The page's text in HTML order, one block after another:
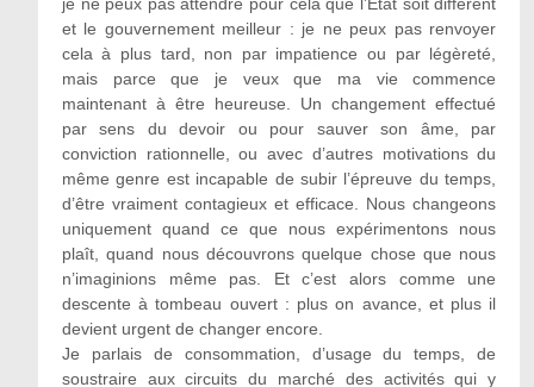
et le gouvernement meilleur : je ne peux pas renvoyer
cela à plus tard, non par impatience ou par légèreté,
mais parce que je veux que ma vie commence
maintenant à être heureuse. Un changement effectué
par sens du devoir ou pour sauver son âme, par
conviction rationnelle, ou avec d’autres motivations du
même genre est incapable de subir l’épreuve du temps,
d’être vraiment contagieux et efficace. Nous changeons
uniquement quand ce que nous expérimentons nous
plaît, quand nous découvrons quelque chose que nous
n’imaginions même pas. Et c’est alors comme une
descente à tombeau ouvert : plus on avance, et plus il
devient urgent de changer encore.
Je parlais de consommation, d’usage du temps, de
soustraire aux circuits du marché des activités qui y